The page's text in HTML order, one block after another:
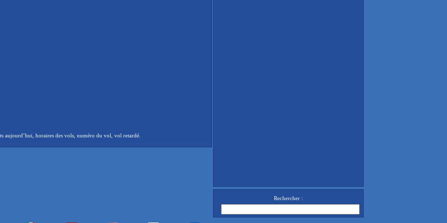
aujourd’hui, horaires des vols, numéro du vol, vol retardé.
Rechercher :